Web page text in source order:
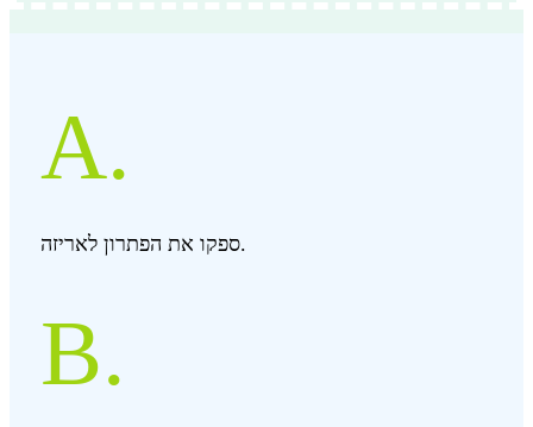
A.
ספקו את הפתרון לאריזה.
B.